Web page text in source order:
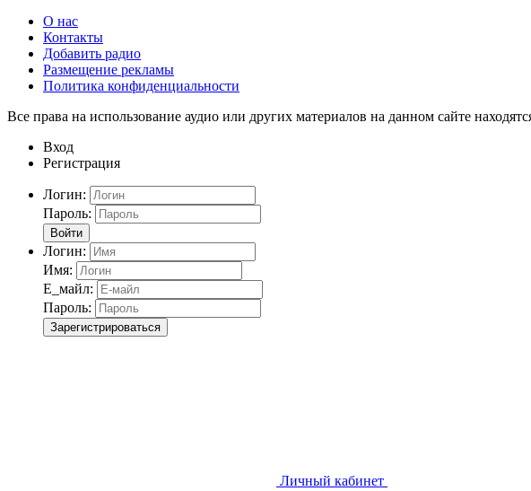
О нас
Контакты
Добавить радио
Размещение рекламы
Политика конфиденциальности
Все права на использование аудио или других материалов на данном сайте
Вход
Регистрация
Логин:
Пароль:
Войти
Логин:
Имя:
Е_майл:
Пароль:
Зарегистрироваться
Личный кабинет